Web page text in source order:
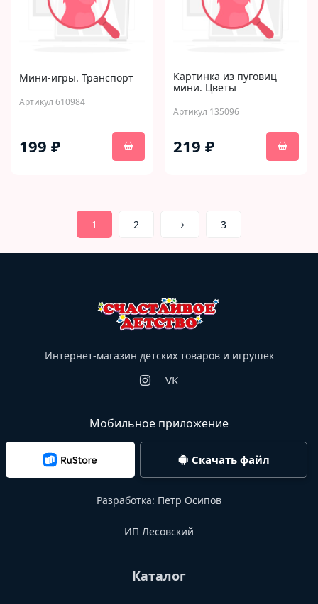
Мини-игры. Транспорт
Артикул 610984
199 ₽
Картинка из пуговиц
мини. Цветы
Артикул 135096
219 ₽
1 2 3
Интернет-магазин детских товаров и игрушек
VK
Мобильное приложение
Скачать файл
Разработка: Петр Осипов
ИП Лесовский
Каталог